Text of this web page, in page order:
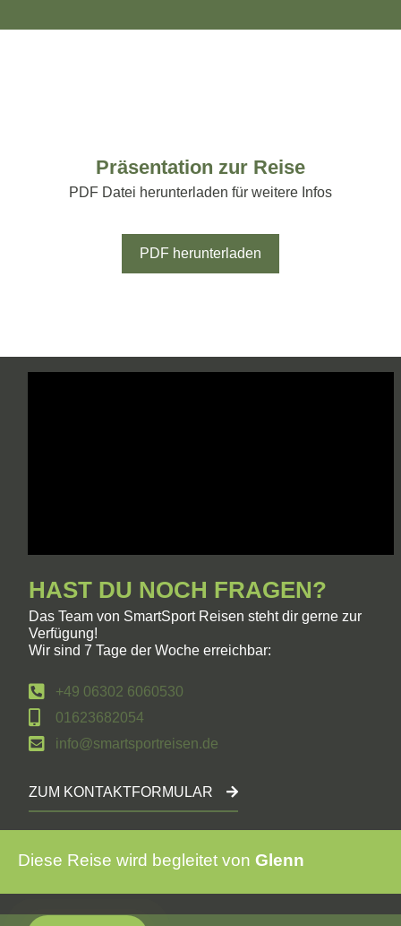
Präsentation zur Reise
PDF Datei herunterladen für weitere Infos
PDF herunterladen
HAST DU NOCH FRAGEN?
Das Team von SmartSport Reisen steht dir gerne zur
Verfügung!
Wir sind 7 Tage der Woche erreichbar:
+49 06302 6060530
01623682054
info@smartsportreisen.de
ZUM KONTAKTFORMULAR
Diese Reise wird begleitet von Glenn